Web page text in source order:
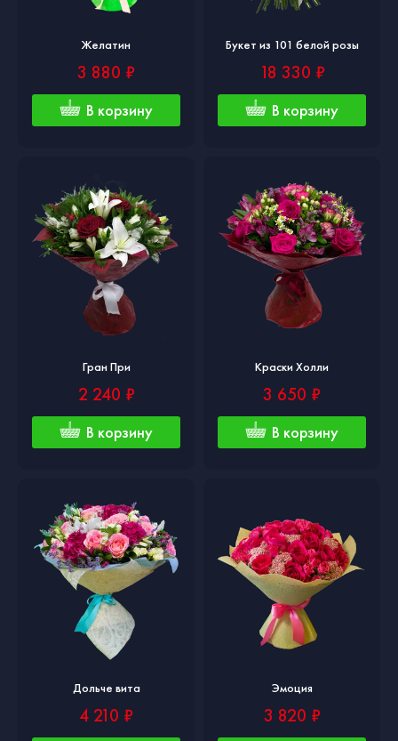
Желатин
3 880 ₽
В корзину
Букет из 101 белой розы
18 330 ₽
В корзину
Гран При
2 240 ₽
В корзину
Краски Холли
3 650 ₽
В корзину
Дольче вита
4 210 ₽
Эмоция
3 820 ₽